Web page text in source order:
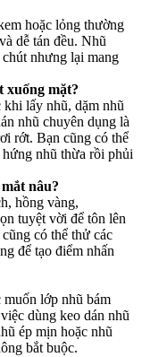
hoặc lỏng thường
dễ tán đều. Nhũ
nhưng lại mang
xuống mặt?
lấy nhũ, dặm nhũ
nhũ chuyên dụng là
rớt. Bạn cũng có thể
nhũ thừa rồi phủi
nâu?
hồng vàng,
tuyệt vời để tôn lên
có thể thử các
để tạo điểm nhấn
muốn lớp nhũ bám
dùng keo dán nhũ
ép mịn hoặc nhũ
bắt buộc.